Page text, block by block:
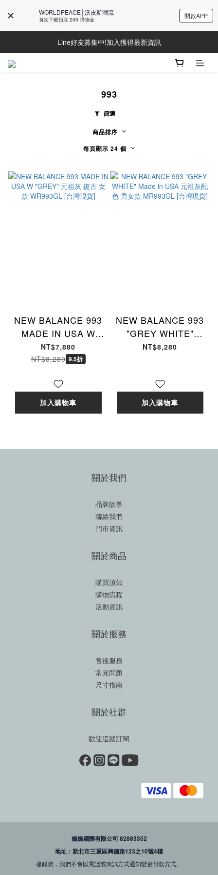
WORLDPEACE│沃皮斯潮流
首次下載領取 200 購物金 開啟APP
Line好友募集中!加入獲得最新資訊
Line好友募集中!加入獲得最新資訊
防詐騙提醒!請勿聽從不明來電操作ATM與提供個人資訊
993
篩選
商品排序
每頁顯示 24 個
NEW BALANCE 993
MADE IN USA W
"GREY" 元祖灰 復古
女款 WR993GL [台灣
NT$7,880
NT$8,280 9.5折
加入購物車
NEW BALANCE 993
"GREY WHITE"
Made in USA 元祖灰
NT$8,280
加入購物車
關於我們
品牌故事
聯絡我們
門市資訊
關於商品
購買須知
購物流程
活動資訊
關於服務
售後服務
常見問題
尺寸指南
關於社群
歡迎追蹤訂閱
嬌嬌國際有限公司 82883352
地址：新北市三重區興德路123之10號4樓
提醒您，我們不會以電話或簡訊方式通知變更付款方式。